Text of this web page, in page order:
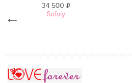
34 500
Sofoly
←